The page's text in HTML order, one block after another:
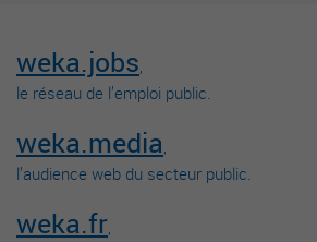
weka.jobs,
le réseau de l’emploi public.
weka.media,
l’audience web du secteur public.
weka.fr,